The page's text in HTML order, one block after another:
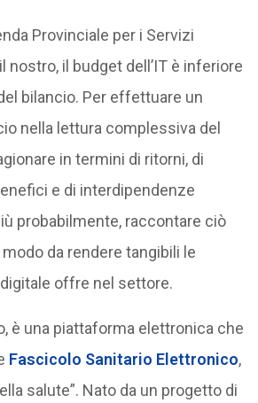
Provinciale per i Servizi
nostro, il budget dell’IT è inferiore
bilancio. Per effettuare un
nella lettura complessiva del
in termini di ritorni, di
e di interdipendenze
probabilmente, raccontare ciò
da rendere tangibili le
offre nel settore.
è una piattaforma elettronica che
Fascicolo Sanitario Elettronico,
salute”. Nato da un progetto di